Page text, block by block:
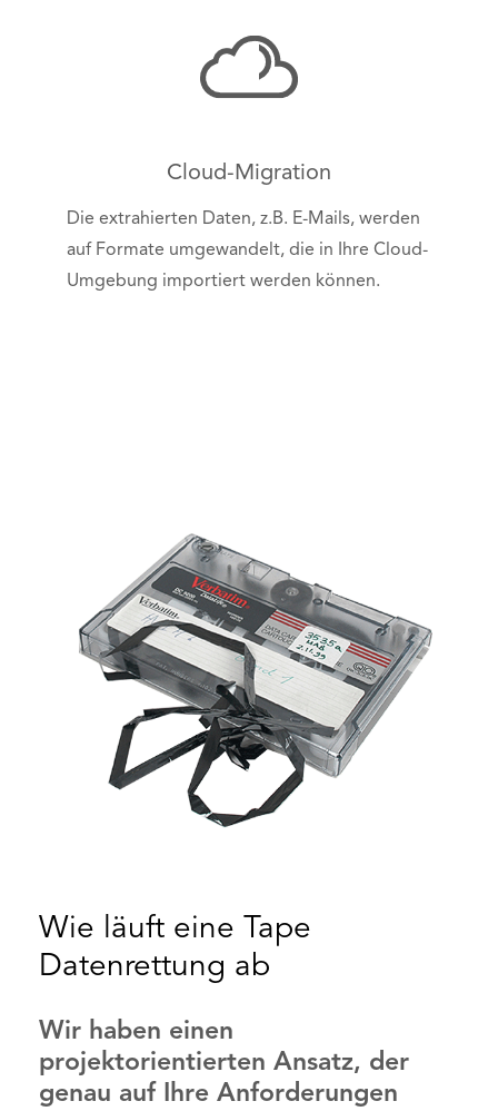
Cloud-Migration
Die extrahierten Daten, z.B. E-Mails, werden
auf Formate umgewandelt, die in Ihre Cloud-
Umgebung importiert werden können.
Wie läuft eine Tape
Datenrettung ab
Wir haben einen
projektorientierten Ansatz, der
genau auf Ihre Anforderungen